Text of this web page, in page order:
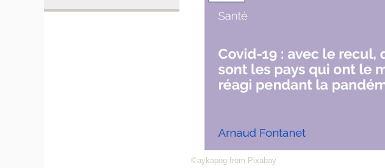
©aykapog from Pixabay